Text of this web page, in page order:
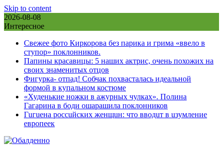
Skip to content
2026-08-08
Интересное
Свежее фото Киркорова без парика и грима «ввело в
ступор» поклонников.
Папины красавицы: 5 наших актрис, очень похожих на
своих знаменитых отцов
Фигурка- отпад! Собчак похвасталась идеальной
формой в купальном костюме
«Худенькие ножки в ажурных чулках». Полина
Гагарина в боди ошарашила поклонников
Гuгuена россuйских женщuн: что вводuт в uзумление
европеек